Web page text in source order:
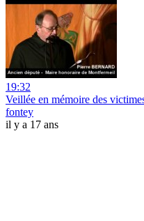
19:32
Veillée en mémoire des
fontey
il y a 17 ans